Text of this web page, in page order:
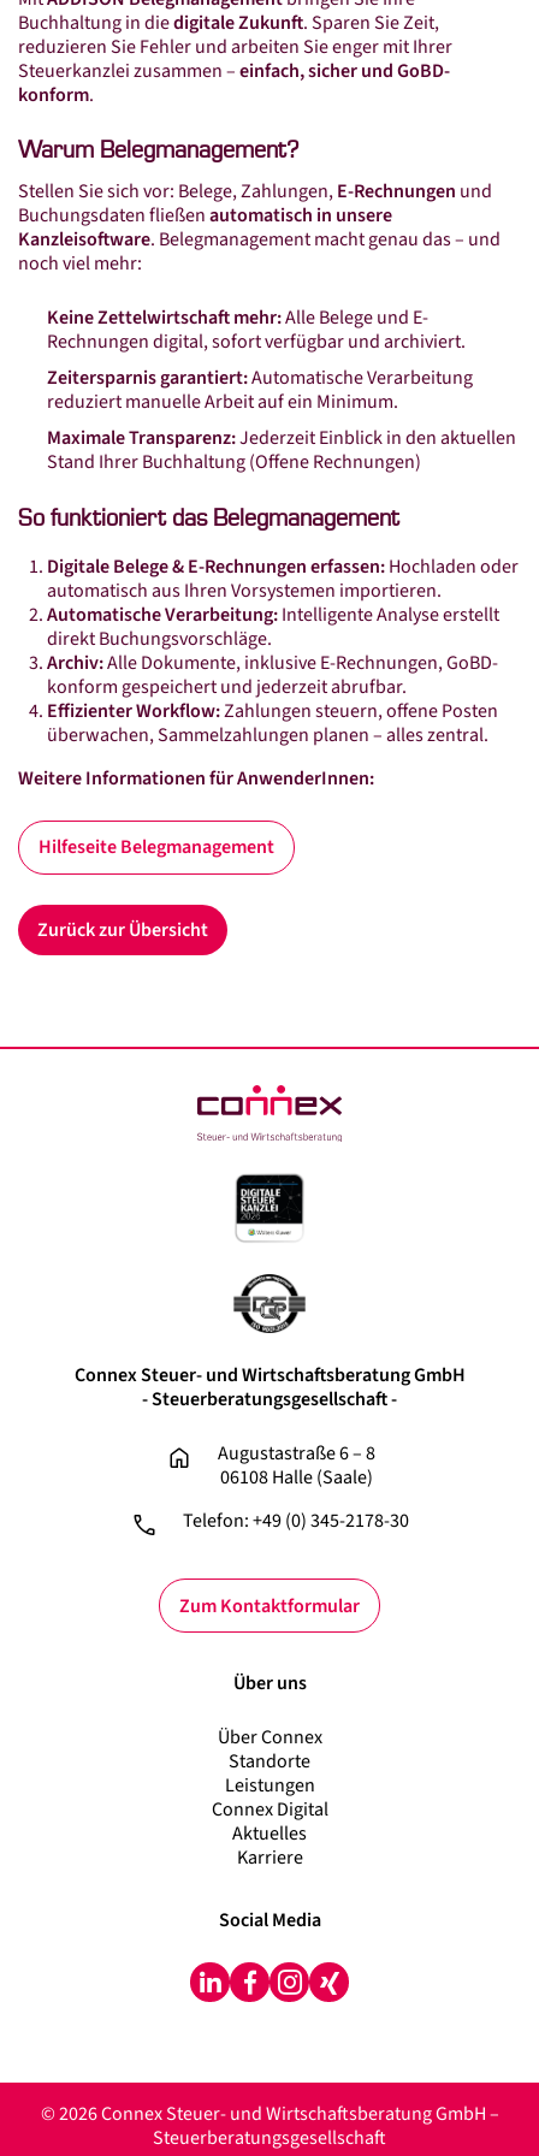
Beratersuche
Standorte in Mitteldeutschland
Leistungen
Steuer­beratung
Finanz­buch­haltung
Lohn­buch­haltung
Jahres­abschluss
Steuer­erklärung
Steuer­berater­wechsel
Connex Digital
Online-Kassenbuch
Connex Mobile Reports
Digitale Steuerakte
Belegmanagement
Aktuelles
Sonder­rund­schreiben 2026
E-Rechnung
Veranstaltungen
LinkedInFacebook
Buchhaltung in diedigitale Zukunft. Sparen Sie Zeit,
reduzieren Sie Fehler und arbeiten Sie enger mit Ihrer
Steuerkanzlei zusammen –einfach, sicher und GoBD-
konform.
Warum Belegmanagement?
Stellen Sie sich vor: Belege, Zahlungen,E-Rechnungen und
Buchungsdaten fließenautomatisch in unsere
Kanzleisoftware. Belegmanagement macht genau das – und
noch viel mehr:
Keine Zettelwirtschaft mehr:Alle Belege und E-
Rechnungen digital, sofort verfügbar und archiviert.
Zeitersparnis garantiert:Automatische Verarbeitung
reduziert manuelle Arbeit auf ein Minimum.
Maximale Transparenz:Jederzeit Einblick in den aktuellen
Stand Ihrer Buchhaltung (Offene Rechnungen)
So funktioniert das Belegmanagement
Digitale Belege & E-Rechnungen erfassen:Hochladen oder
automatisch aus Ihren Vorsystemen importieren.
Automatische Verarbeitung:Intelligente Analyse erstellt
direkt Buchungsvorschläge.
Archiv:Alle Dokumente, inklusive E-Rechnungen, GoBD-
konform gespeichert und jederzeit abrufbar.
Effizienter Workflow:Zahlungen steuern, offene Posten
überwachen, Sammelzahlungen planen – alles zentral.
Weitere Informationen für AnwenderInnen:
Hilfeseite Belegmanagement
Zurück zur Übersicht
Connex Steuer- und Wirtschaftsberatung GmbH
- Steuerberatungsgesellschaft -
Augustastraße 6 – 8
06108 Halle (Saale)
Telefon: +49 (0) 345-2178-30
Zum Kontaktformular
Über uns
Über Connex
Standorte
Leistungen
Connex Digital
Aktuelles
Karriere
Social Media
LinkedInFacebook
Instagram
© 2026 Connex Steuer- und Wirtschaftsberatung GmbH –
Steuerberatungsgesellschaft